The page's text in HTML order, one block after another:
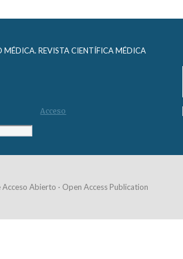
MÉDICA. REVISTA CIENTÍFICA MÉDICA
Acceso
Acceso Abierto · Open Access Publication